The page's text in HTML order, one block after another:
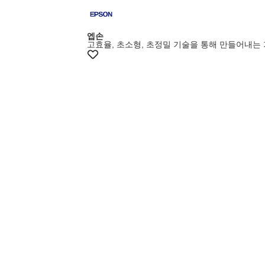
엡손
고효율, 초소형, 초정밀 기술을 통해 만들어내는